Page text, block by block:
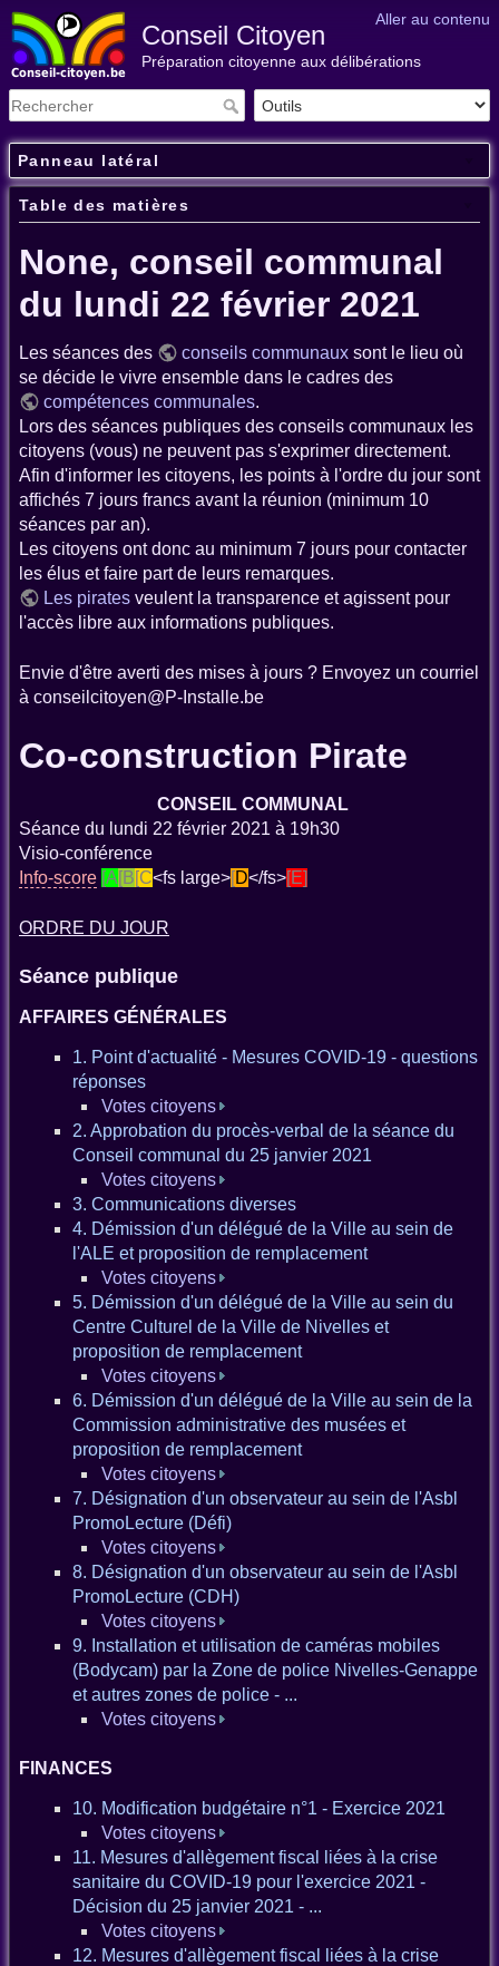
Aller au contenu
Conseil Citoyen
Préparation citoyenne aux délibérations
Panneau latéral
Table des matières
None, conseil communal
du lundi 22 février 2021
Les séances des conseils communaux sont le lieu où
se décide le vivre ensemble dans le cadres des
compétences communales.
Lors des séances publiques des conseils communaux les
citoyens (vous) ne peuvent pas s'exprimer directement.
Afin d'informer les citoyens, les points à l'ordre du jour sont
affichés 7 jours francs avant la réunion (minimum 10
séances par an).
Les citoyens ont donc au minimum 7 jours pour contacter
les élus et faire part de leurs remarques.
Les pirates veulent la transparence et agissent pour
l'accès libre aux informations publiques.
Envie d'être averti des mises à jours ? Envoyez un courriel
à conseilcitoyen@P-Installe.be
Co-construction Pirate
CONSEIL COMMUNAL
Séance du lundi 22 février 2021 à 19h30
Visio-conférence
Info-score [A[B[C<fs large>[D</fs>[E]
ORDRE DU JOUR
Séance publique
AFFAIRES GÉNÉRALES
1. Point d'actualité - Mesures COVID-19 - questions
réponses
Votes citoyens
2. Approbation du procès-verbal de la séance du
Conseil communal du 25 janvier 2021
Votes citoyens
3. Communications diverses
4. Démission d'un délégué de la Ville au sein de
l'ALE et proposition de remplacement
Votes citoyens
5. Démission d'un délégué de la Ville au sein du
Centre Culturel de la Ville de Nivelles et
proposition de remplacement
Votes citoyens
6. Démission d'un délégué de la Ville au sein de la
Commission administrative des musées et
proposition de remplacement
Votes citoyens
7. Désignation d'un observateur au sein de l'Asbl
PromoLecture (Défi)
Votes citoyens
8. Désignation d'un observateur au sein de l'Asbl
PromoLecture (CDH)
Votes citoyens
9. Installation et utilisation de caméras mobiles
(Bodycam) par la Zone de police Nivelles-Genappe
et autres zones de police - ...
Votes citoyens
FINANCES
10. Modification budgétaire n°1 - Exercice 2021
Votes citoyens
11. Mesures d'allègement fiscal liées à la crise
sanitaire du COVID-19 pour l'exercice 2021 -
Décision du 25 janvier 2021 - ...
Votes citoyens
12. Mesures d'allègement fiscal liées à la crise